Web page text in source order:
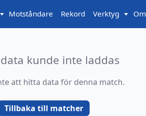
Motståndare Rekord Verktyg Om
kunde inte laddas
att hitta data för denna match.
Tillbaka till matcher